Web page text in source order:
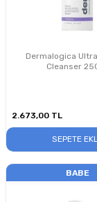
Dermalogica
Cleanser
2.673,00 TL
SEPETE
BABE